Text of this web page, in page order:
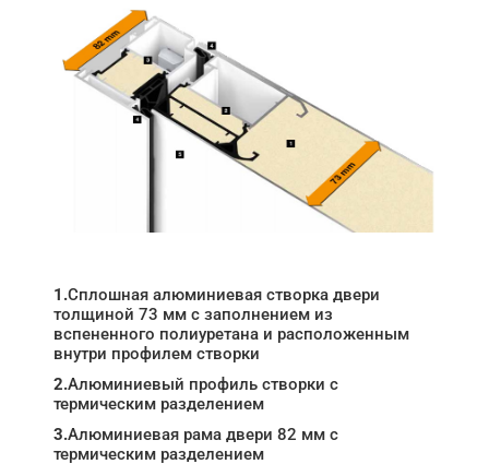
1.Сплошная алюминиевая створка двери
толщиной 73 мм с заполнением из
вспененного полиуретана и расположенным
внутри профилем створки
2.Алюминиевый профиль створки с
термическим разделением
3.Алюминиевая рама двери 82 мм с
термическим разделением